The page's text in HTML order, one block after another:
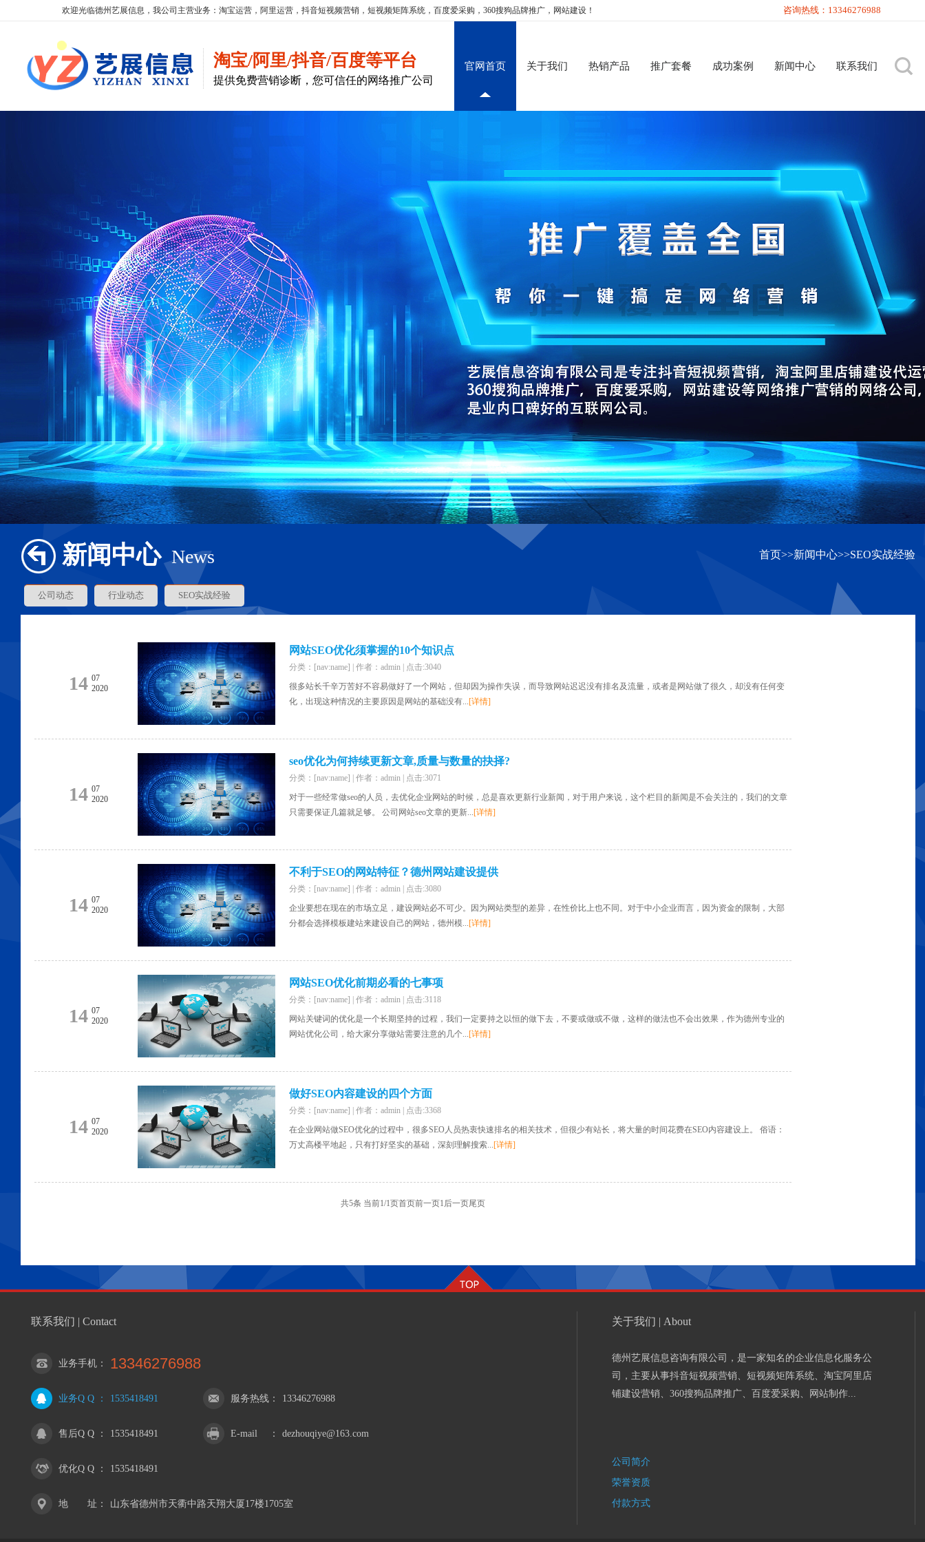
欢迎光临德州艺展信息，我公司主营业务：淘宝运营，阿里运营，抖音短视频营销，短视频矩阵系统，百度爱采购，360搜狗品牌推广，网站建设！ 咨询热线：13346276988
淘宝/阿里/抖音/百度等平台
提供免费营销诊断，您可信任的网络推广公司
官网首页 关于我们 热销产品 推广套餐 成功案例 新闻中心 联系我们
新闻中心 News 首页>>新闻中心>>SEO实战经验
公司动态 行业动态 SEO实战经验
14 07
2020
网站SEO优化须掌握的10个知识点
分类：[nav:name] | 作者：admin | 点击:3040
很多站长千辛万苦好不容易做好了一个网站，但却因为操作失误，而导致网站迟迟没有排名及流量，或者是网站做了很久，却没有任何变
化，出现这种情况的主要原因是网站的基础没有...[详情]
14 07
2020
seo优化为何持续更新文章,质量与数量的抉择?
分类：[nav:name] | 作者：admin | 点击:3071
对于一些经常做seo的人员，去优化企业网站的时候，总是喜欢更新行业新闻，对于用户来说，这个栏目的新闻是不会关注的，我们的文章
只需要保证几篇就足够。 公司网站seo文章的更新...[详情]
14 07
2020
不利于SEO的网站特征？德州网站建设提供
分类：[nav:name] | 作者：admin | 点击:3080
企业要想在现在的市场立足，建设网站必不可少。因为网站类型的差异，在性价比上也不同。对于中小企业而言，因为资金的限制，大部
分都会选择模板建站来建设自己的网站，德州模...[详情]
14 07
2020
网站SEO优化前期必看的七事项
分类：[nav:name] | 作者：admin | 点击:3118
网站关键词的优化是一个长期坚持的过程，我们一定要持之以恒的做下去，不要或做或不做，这样的做法也不会出效果，作为德州专业的
网站优化公司，给大家分享做站需要注意的几个...[详情]
14 07
2020
做好SEO内容建设的四个方面
分类：[nav:name] | 作者：admin | 点击:3368
在企业网站做SEO优化的过程中，很多SEO人员热衷快速排名的相关技术，但很少有站长，将大量的时间花费在SEO内容建设上。 俗语：
万丈高楼平地起，只有打好坚实的基础，深刻理解搜索...[详情]
共5条 当前1/1页首页前一页1后一页尾页
联系我们 | Contact
业务手机 ： 13346276988
业务Q Q ： 1535418491 服务热线 ： 13346276988
售后Q Q ： 1535418491 E-mail ： dezhouqiye@163.com
优化Q Q ： 1535418491
地 址 ： 山东省德州市天衢中路天翔大厦17楼1705室
关于我们 | About
德州艺展信息咨询有限公司，是一家知名的企业信息化服务公
司，主要从事抖音短视频营销、短视频矩阵系统、淘宝阿里店
铺建设营销、360搜狗品牌推广、百度爱采购、网站制作...
公司简介
荣誉资质
付款方式